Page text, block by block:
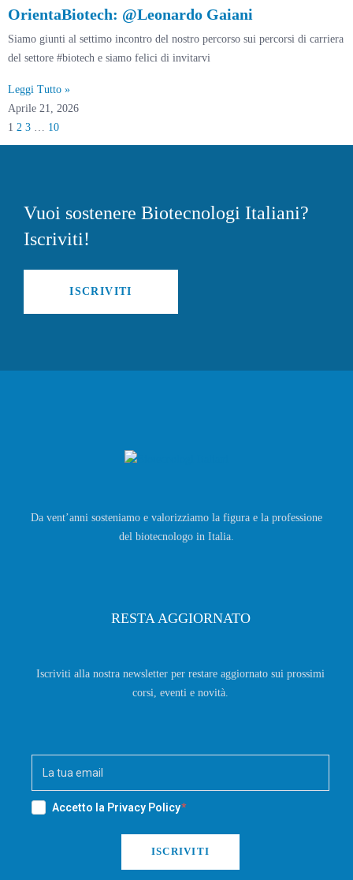
OrientaBiotech: @Leonardo Gaiani
Siamo giunti al settimo incontro del nostro percorso sui percorsi di carriera
del settore #biotech e siamo felici di invitarvi
Leggi Tutto »
Aprile 21, 2026
1 2 3 10
Vuoi sostenere Biotecnologi Italiani?
Iscriviti!
ISCRIVITI
Da vent’anni sosteniamo e valorizziamo la figura e la professione
del biotecnologo in Italia.
RESTA AGGIORNATO
Iscriviti alla nostra newsletter per restare aggiornato sui prossimi
corsi, eventi e novità.
Accetto la Privacy Policy
ISCRIVITI